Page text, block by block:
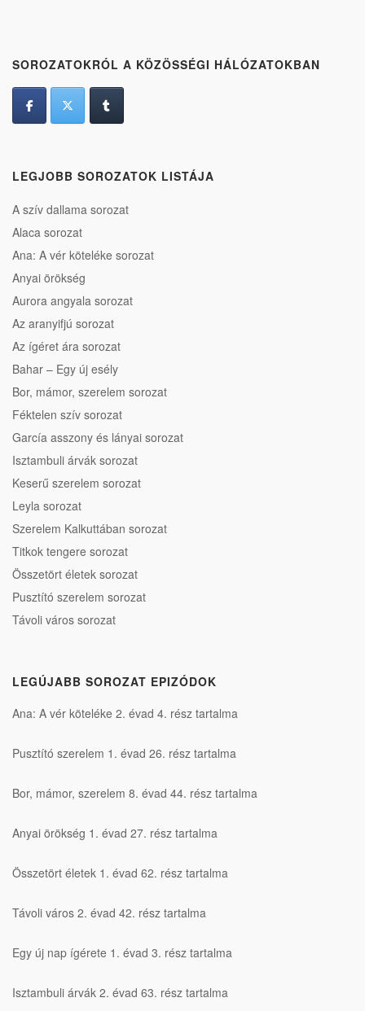
SOROZATOKRÓL A KÖZÖSSÉGI HÁLÓZATOKBAN
LEGJOBB SOROZATOK LISTÁJA
A szív dallama sorozat
Alaca sorozat
Ana: A vér köteléke sorozat
Anyai örökség
Aurora angyala sorozat
Az aranyifjú sorozat
Az ígéret ára sorozat
Bahar – Egy új esély
Bor, mámor, szerelem sorozat
Féktelen szív sorozat
García asszony és lányai sorozat
Isztambuli árvák sorozat
Keserű szerelem sorozat
Leyla sorozat
Szerelem Kalkuttában sorozat
Titkok tengere sorozat
Összetört életek sorozat
Pusztító szerelem sorozat
Távoli város sorozat
LEGÚJABB SOROZAT EPIZÓDOK
Ana: A vér köteléke 2. évad 4. rész tartalma
Pusztító szerelem 1. évad 26. rész tartalma
Bor, mámor, szerelem 8. évad 44. rész tartalma
Anyai örökség 1. évad 27. rész tartalma
Összetört életek 1. évad 62. rész tartalma
Távoli város 2. évad 42. rész tartalma
Egy új nap ígérete 1. évad 3. rész tartalma
Isztambuli árvák 2. évad 63. rész tartalma